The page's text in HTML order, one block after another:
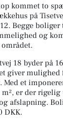
kommet to
på
Begge boliger
og
18 byder på
giver mulighed
et
m², er der
afslapning.
DKK.